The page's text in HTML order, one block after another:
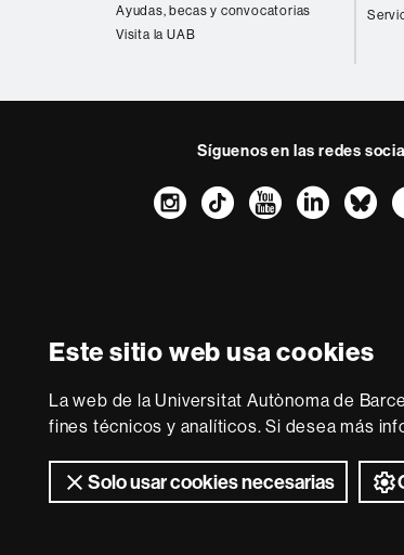
Este sitio web usa cookies
La web de la Universitat Autònoma de
fines técnicos y analíticos. Si desea más
Solo usar cookies necesarias
Ayudas, becas y convocatorias
Visita la UAB
Síguenos en las redes
Instagram
TikTok
de la